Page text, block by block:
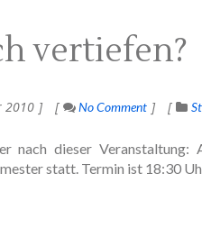
vertiefen?
2010 No Comment
nach dieser
statt. Termin ist 18:30